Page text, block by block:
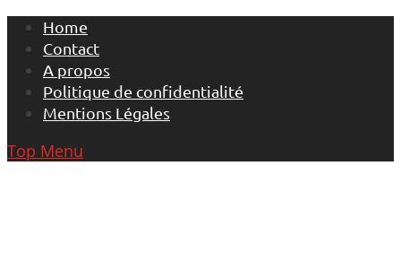
Skip
content
Home
Contact
A propos
Politique de confidentialité
Mentions Légales
Top Menu